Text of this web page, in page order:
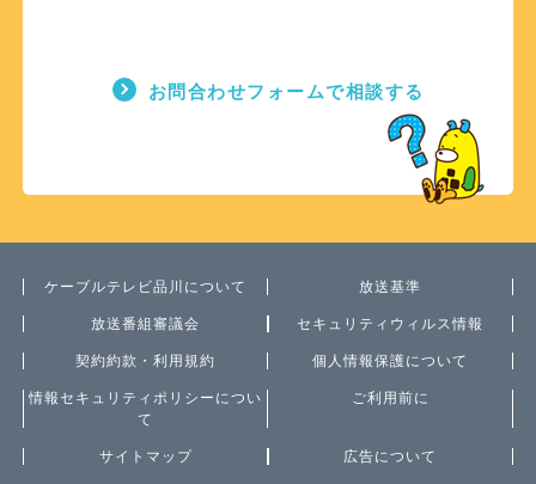
お問合わせフォームで相談する
ケーブルテレビ品川について 放送基準
放送番組審議会 セキュリティウィルス情報
契約約款・利用規約 個人情報保護について
情報セキュリティポリシーについ
て
ご利用前に
サイトマップ 広告について